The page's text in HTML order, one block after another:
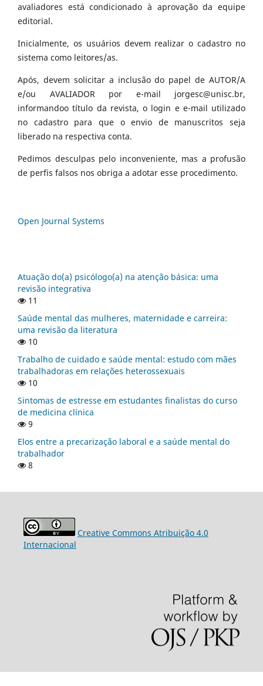
avaliadores está condicionado à aprovação da equipe
editorial.
Inicialmente, os usuários devem realizar o cadastro no
sistema como leitores/as.
Após, devem solicitar a inclusão do papel de AUTOR/A
e/ou AVALIADOR por e-mail jorgesc@unisc.br,
informandoo título da revista, o login e e-mail utilizado
no cadastro para que o envio de manuscritos seja
liberado na respectiva conta.
Pedimos desculpas pelo inconveniente, mas a profusão
de perfis falsos nos obriga a adotar esse procedimento.
Open Journal Systems
Atuação do(a) psicólogo(a) na atenção básica: uma
revisão integrativa
11
Saúde mental das mulheres, maternidade e carreira:
uma revisão da literatura
10
Trabalho de cuidado e saúde mental: estudo com mães
trabalhadoras em relações heterossexuais
10
Sintomas de estresse em estudantes finalistas do curso
de medicina clínica
9
Elos entre a precarização laboral e a saúde mental do
trabalhador
8
Creative Commons Atribuição 4.0
Internacional